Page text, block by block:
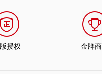
授权 金牌